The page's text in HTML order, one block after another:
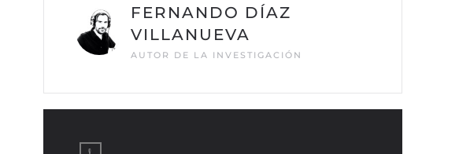
FERNANDO DÍAZ
VILLANUEVA
AUTOR DE LA INVESTIGACIÓN